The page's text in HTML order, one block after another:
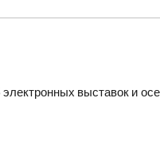
выставок и